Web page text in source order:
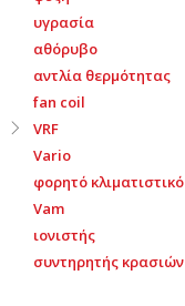
υγρασία
αθόρυβο
αντλία θερμότητας
fan coil
VRF
Vario
φορητό κλιματιστικό
Vam
ιονιστής
συντηρητής κρασιών